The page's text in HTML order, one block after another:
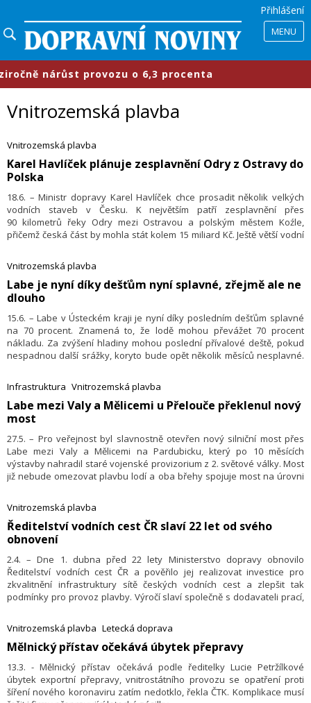
Přihlášení
MENU
nárůst provozu o 6,3 procenta
Vnitrozemská plavba
Vnitrozemská plavba
​Karel Havlíček plánuje zesplavnění Odry z Ostravy do
Polska
18.6. – Ministr dopravy Karel Havlíček chce prosadit několik velkých
vodních staveb v Česku. K největším patří zesplavnění přes
90 kilometrů řeky Odry mezi Ostravou a polským městem Koźle,
přičemž česká část by mohla stát kolem 15 miliard Kč. Ještě větší vodní
včera řekl novinářům. K dalším cílům ministra ve vodní dopravě patří
vyřešení stavu kolem jezů v Děčíně a Přelouči.
Vnitrozemská plavba
Labe je nyní díky dešťům nyní splavné, zřejmě ale ne
dlouho
15.6. – Labe v Ústeckém kraji je nyní díky posledním dešťům splavné
na 70 procent. Znamená to, že lodě mohou převážet 70 procent
nákladu. Za zvýšení hladiny mohou poslední přívalové deště, pokud
nespadnou další srážky, koryto bude opět několik měsíců nesplavné.
Hradský. Nejvíce trpí export a import, kdy majitelé firem musí platit
násobně vyšší částky za jinou alternativu transportu.
Infrastruktura Vnitrozemská plavba
​Labe mezi Valy a Mělicemi u Přelouče překlenul nový
most
27.5. – Pro veřejnost byl slavnostně otevřen nový silniční most přes
Labe mezi Valy a Mělicemi na Pardubicku, který po 10 měsících
výstavby nahradil staré vojenské provizorium z 2. světové války. Most
již nebude omezovat plavbu lodí a oba břehy spojuje most na úrovni
souběžné provizorní lávky, která sloužila od srpna loňského roku. Do
měsíce pak po dokončení úprav komunikací na březích začnou most
opět využívat i automobily.
Vnitrozemská plavba
Ředitelství vodních cest ČR slaví 22 let od svého
obnovení
2.4. – Dne 1. dubna před 22 lety Ministerstvo dopravy obnovilo
Ředitelství vodních cest ČR a pověřilo jej realizovat investice pro
zkvalitnění infrastruktury sítě českých vodních cest a zlepšit tak
podmínky pro provoz plavby. Výročí slaví společně s dodavateli prací,
staveništích na Vltavě, Labi i Baťově kanále.
Vnitrozemská plavba Letecká doprava
Mělnický přístav očekává úbytek přepravy
13.3. - Mělnický přístav očekává podle ředitelky Lucie Petržílkové
úbytek exportní přepravy, vnitrostátního provozu se opatření proti
šíření nového koronaviru zatím nedotklo, řekla ČTK. Komplikace musí